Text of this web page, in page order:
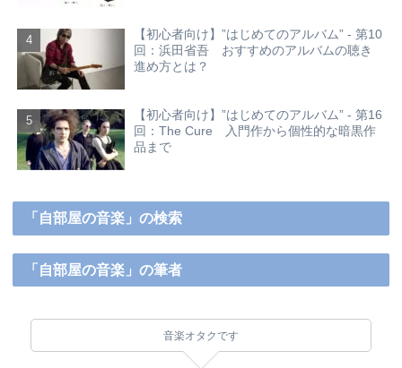
【初心者向け】”はじめてのアルバム” - 第10
回：浜田省吾 おすすめのアルバムの聴き
進め方とは？
【初心者向け】”はじめてのアルバム” - 第16
回：The Cure 入門作から個性的な暗黒作
品まで
「自部屋の音楽」の検索
「自部屋の音楽」の筆者
音楽オタクです